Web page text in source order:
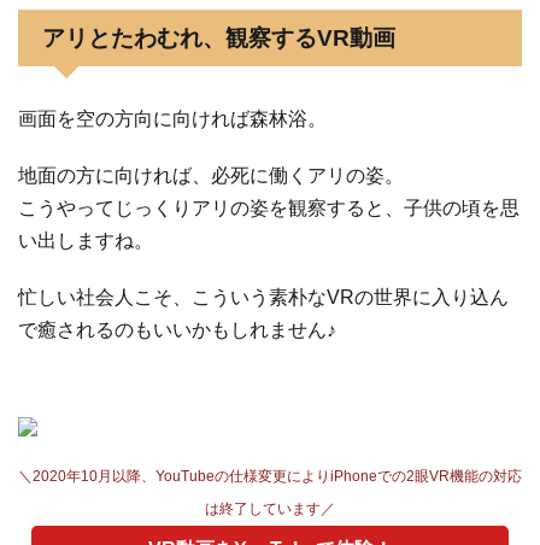
アリとたわむれ、観察するVR動画
画面を空の方向に向ければ森林浴。
地面の方に向ければ、必死に働くアリの姿。
こうやってじっくりアリの姿を観察すると、子供の頃を思
い出しますね。
忙しい社会人こそ、こういう素朴なVRの世界に入り込ん
で癒されるのもいいかもしれません♪
＼2020年10月以降、YouTubeの仕様変更によりiPhoneでの2眼VR機能の対応
は終了しています／